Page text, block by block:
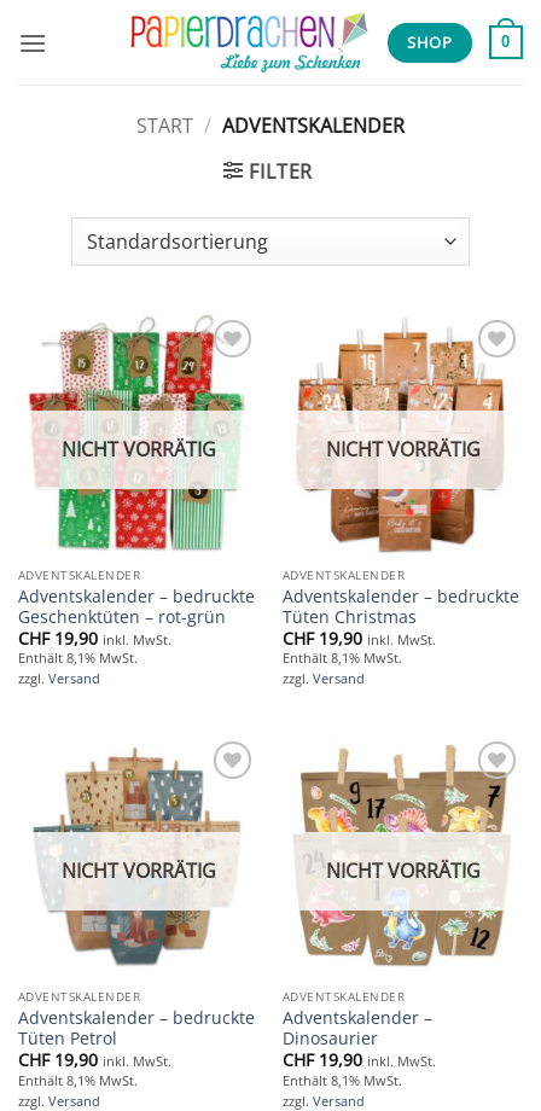
Inhalt
SHOP 0
START / ADVENTSKALENDER
FILTER
Add to
wishlist
NICHT VORRÄTIG
ADVENTSKALENDER
Adventskalender – bedruckte
Geschenktüten – rot-grün
CHF19,90 inkl. MwSt.
Enthält 8,1% MwSt.
zzgl. Versand
Add to
wishlist
NICHT VORRÄTIG
ADVENTSKALENDER
Adventskalender – bedruckte
Tüten Christmas
CHF19,90 inkl. MwSt.
Enthält 8,1% MwSt.
zzgl. Versand
Add to
wishlist
NICHT VORRÄTIG
ADVENTSKALENDER
Adventskalender – bedruckte
Tüten Petrol
CHF19,90 inkl. MwSt.
Enthält 8,1% MwSt.
zzgl. Versand
Add to
wishlist
NICHT VORRÄTIG
ADVENTSKALENDER
Adventskalender –
Dinosaurier
CHF19,90 inkl. MwSt.
Enthält 8,1% MwSt.
zzgl. Versand